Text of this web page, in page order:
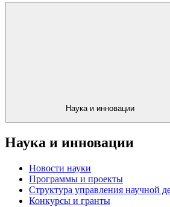
Наука и инновации
Наука и инновации
Новости науки
Программы и проекты
Структура управления научной
Конкурсы и гранты